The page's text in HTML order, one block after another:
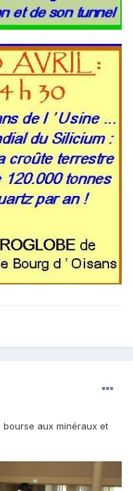
aux minéraux et